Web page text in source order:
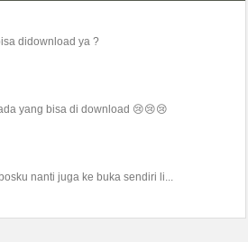
didownload ya ?
yang bisa di download 😢😢😢
nanti juga ke buka sendiri li...